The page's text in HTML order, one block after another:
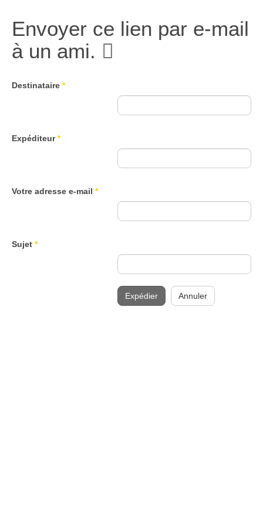
Envoyer ce lien par e-mail
à un ami.
Destinataire *
Expéditeur*
Votre adresse e-mail *
Sujet *
Expédier Annuler